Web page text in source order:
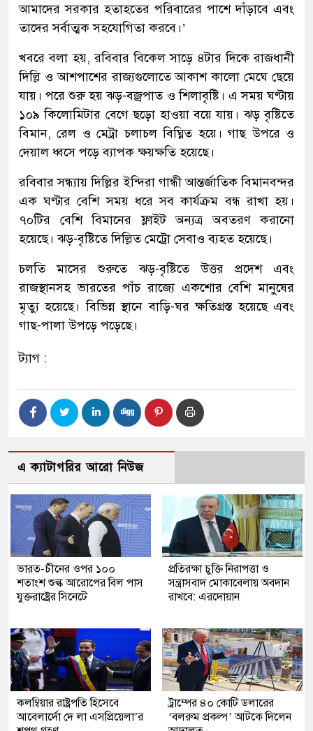
আমাদের সরকার হতাহতের পরিবারের পাশে দাঁড়াবে এবং
তাদের সর্বাত্মক সহযোগিতা করবে।’
খবরে বলা হয়, রবিবার বিকেল সাড়ে ৪টার দিকে রাজধানী
দিল্লি ও আশপাশের রাজ্যগুলোতে আকাশ কালো মেঘে ছেয়ে
যায়। পরে শুরু হয় ঝড়-বজ্রপাত ও শিলাবৃষ্টি। এ সময় ঘণ্টায়
১০৯ কিলোমিটার বেগে ছড়ো হাওয়া বয়ে যায়। ঝড় বৃষ্টিতে
বিমান, রেল ও মেট্রা চলাচল বিঘ্নিত হয়ে। গাছ উপরে ও
দেয়াল ধ্বসে পড়ে ব্যাপক ক্ষয়ক্ষতি হয়েছে।
রবিবার সন্ধ্যায় দিল্লির ইন্দিরা গান্ধী আন্তর্জাতিক বিমানবন্দর
এক ঘণ্টার বেশি সময় ধরে সব কার্যক্রম বন্ধ রাখা হয়।
৭০টির বেশি বিমানের ফ্লাইট অন্যত্র অবতরণ করানো
হয়েছে। ঝড়-বৃষ্টিতে দিল্লিত মেট্রো সেবাও ব্যহত হয়েছে।
চলতি মাসের শুরুতে ঝড়-বৃষ্টিতে উত্তর প্রদেশ এবং
রাজস্থানসহ ভারতের পাঁচ রাজ্যে একশোর বেশি মানুষের
মৃত্যু হয়েছে। বিভিন্ন স্থানে বাড়ি-ঘর ক্ষতিগ্রস্ত হয়েছে এবং
গাছ-পালা উপড়ে পড়েছে।
ট্যাগ :
এ ক্যাটাগরির আরো নিউজ
ভারত-চীনের ওপর ১০০
শতাংশ শুল্ক আরোপের বিল পাস
যুক্তরাষ্ট্রের সিনেটে
প্রতিরক্ষা চুক্তি নিরাপত্তা ও
সন্ত্রাসবাদ মোকাবেলায় অবদান
রাখবে: এরদোয়ান
কলম্বিয়ার রাষ্ট্রপতি হিসেবে
আবেলার্দো দে লা এসপ্রিয়েলা’র
ট্রাম্পের ৪০ কোটি ডলারের
‘বলরুম প্রকল্প’ আটকে দিলেন